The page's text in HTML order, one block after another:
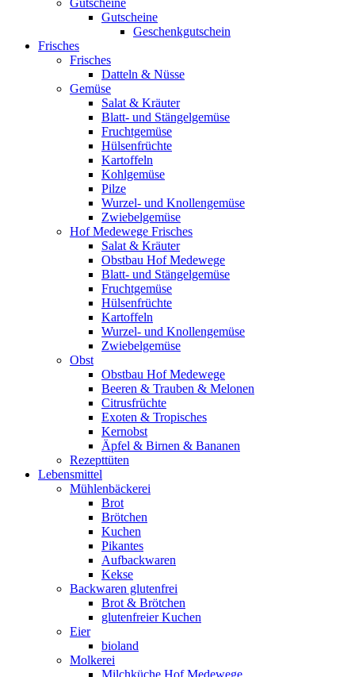
Gutscheine
Gutscheine
Geschenkgutschein
Frisches
Frisches
Datteln & Nüsse
Gemüse
Salat & Kräuter
Blatt- und Stängelgemüse
Fruchtgemüse
Hülsenfrüchte
Kartoffeln
Kohlgemüse
Pilze
Wurzel- und Knollengemüse
Zwiebelgemüse
Hof Medewege Frisches
Salat & Kräuter
Obstbau Hof Medewege
Blatt- und Stängelgemüse
Fruchtgemüse
Hülsenfrüchte
Kartoffeln
Wurzel- und Knollengemüse
Zwiebelgemüse
Obst
Obstbau Hof Medewege
Beeren & Trauben & Melonen
Citrusfrüchte
Exoten & Tropisches
Kernobst
Äpfel & Birnen & Bananen
Rezepttüten
Lebensmittel
Mühlenbäckerei
Brot
Brötchen
Kuchen
Pikantes
Aufbackwaren
Kekse
Backwaren glutenfrei
Brot & Brötchen
glutenfreier Kuchen
Eier
bioland
Molkerei
Milchküche Hof Medewege